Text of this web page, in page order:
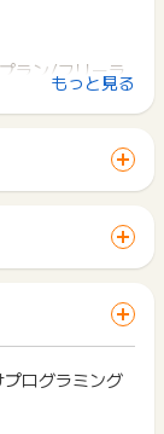
ラン/フリーラ
方
ル・未入金
もっと見る
完了するまでの
た場合はポイン
た時とサービ
異なる場合はポ
場合は、毎回
トGET 」ボ
円単位の金額
となり、ポイ
われた金額分
の対象には含
プログラミング